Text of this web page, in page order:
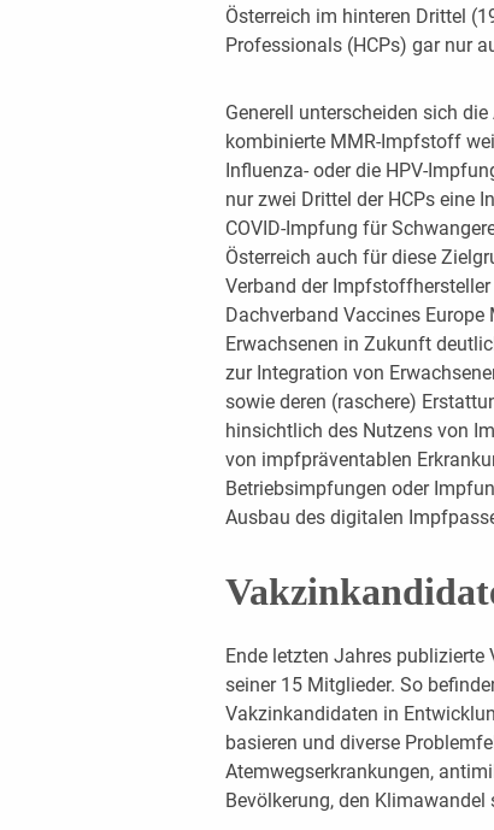
Österreich im hinteren Drittel
Professionals (HCPs) gar nur
Generell unterscheiden sich
kombinierte MMR-Impfstoff
Influenza- oder die HPV-
nur zwei Drittel der HCPs eine
COVID-Impfung für
Österreich auch für diese
Verband der
Dachverband Vaccines
Erwachsenen in Zukunft
zur Integration von
sowie deren (raschere)
hinsichtlich des Nutzens von
von impfpräventablen
Betriebsimpfungen oder
Ausbau des digitalen
Ende letzten Jahres publizierte
seiner 15 Mitglieder. So
Vakzinkandidaten in
basieren und diverse
Atemwegserkrankungen,
Bevölkerung, den